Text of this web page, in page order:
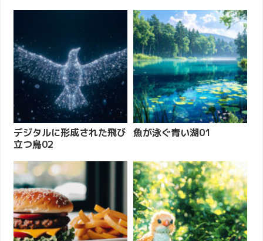
デジタルに形成された飛び
立つ鳥02
魚が泳ぐ青い湖01